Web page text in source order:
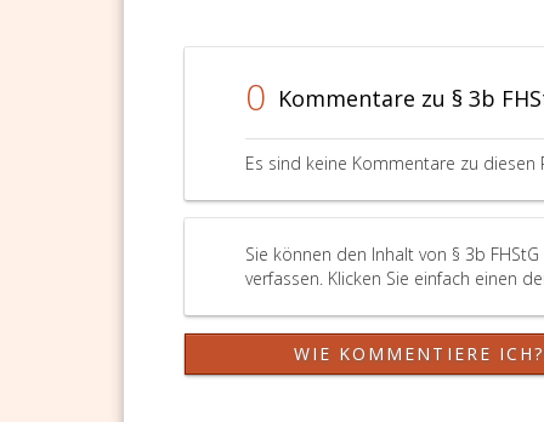
0 Kommentare zu § 3b
Es sind keine Kommentare zu diesen
Sie können den Inhalt von § 3b
verfassen. Klicken Sie einfach einen
WIE KOMMENTIERE ICH?